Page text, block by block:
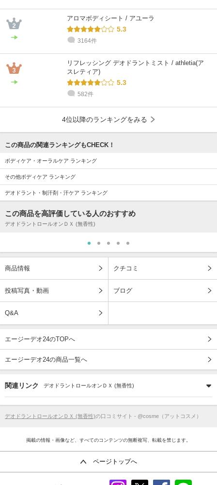
アロマボディシート / アユーラ
5.3
3164件
リフレッシング デオドラントミスト / athletia(ア
スレティア)
5.3
582件
4位以降のランキングをみる
この商品の関連ランキングもCHECK！
ボディケア・オーラルケア ランキング
その他ボディケア ランキング
デオドラント・制汗剤・汗ケア ランキング
この商品を高評価している人のおすすめ
デオドラントロールオンＤＸ (無香性)
商品情報 クチコミ
投稿写真・動画 ブログ
Q&A
エージーデオ24のTOPへ
エージーデオ24の商品一覧へ
関連リンク デオドラントロールオンＤＸ (無香性)
デオドラントロールオンＤＸ (無香性)の口コミサイト - @cosme（アットコスメ）
掲載の情報・画像など、すべてのコンテンツの無断複写、転載を禁じます。
ページトップへ